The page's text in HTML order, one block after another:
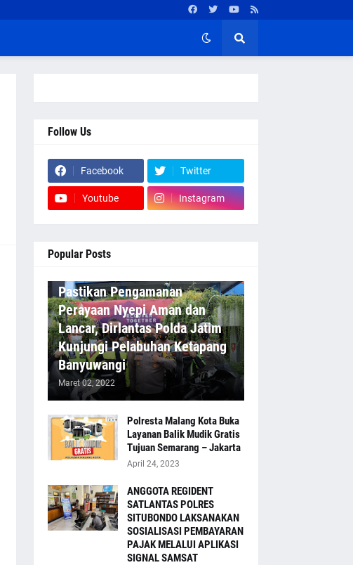
Follow Us
Facebook Twitter
Youtube Instagram
Popular Posts
Pastikan Pengamanan
Perayaan Nyepi Aman dan
Lancar, Dirlantas Polda Jatim
Kunjungi Pelabuhan Ketapang
Banyuwangi
Maret 02, 2022
Polresta Malang Kota Buka
Layanan Balik Mudik Gratis
Tujuan Semarang – Jakarta
April 24, 2023
ANGGOTA REGIDENT
SATLANTAS POLRES
SITUBONDO LAKSANAKAN
SOSIALISASI PEMBAYARAN
PAJAK MELALUI APLIKASI
SIGNAL SAMSAT